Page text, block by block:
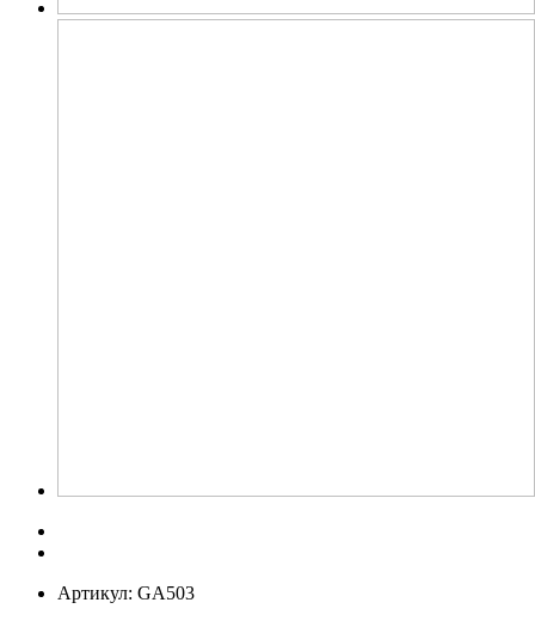
Артикул: GA503